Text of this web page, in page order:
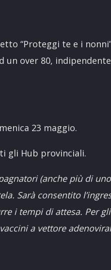
“Proteggi te e i
un over 80,
23 maggio.
gli Hub provinciali.
(anche più di
Sarà consentito
i tempi di attesa. Per
a vettore